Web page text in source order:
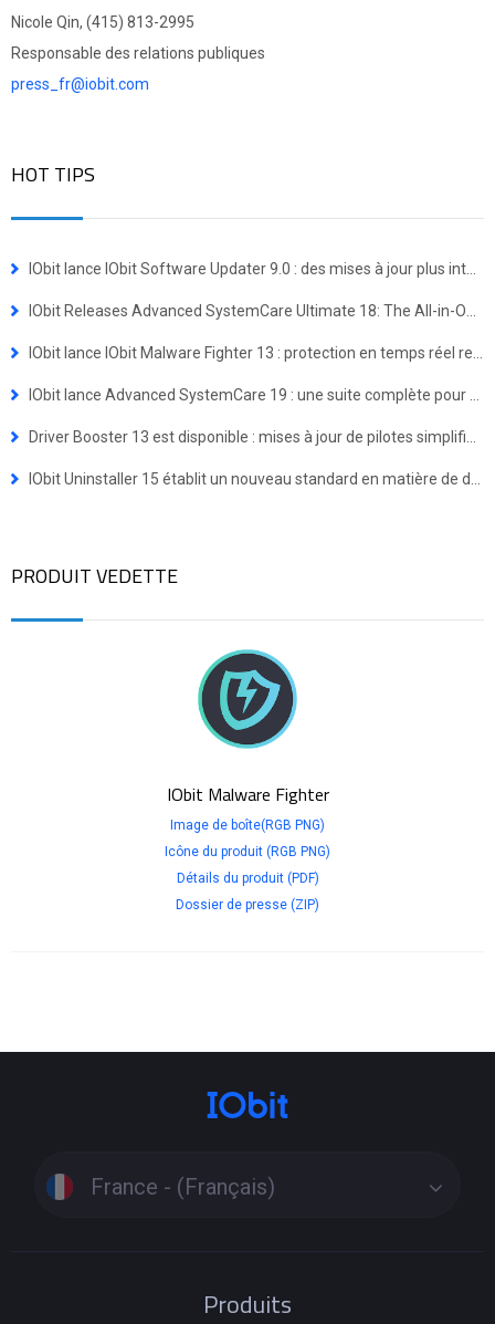
Nicole Qin, (415) 813-2995
Responsable des relations publiques
press_fr@iobit.com
HOT TIPS
PRODUIT VEDETTE
IObit Malware Fighter
Image de boîte(RGB PNG)
Icône du produit (RGB PNG)
Détails du produit (PDF)
Dossier de presse (ZIP)
France - (Français)
Produits